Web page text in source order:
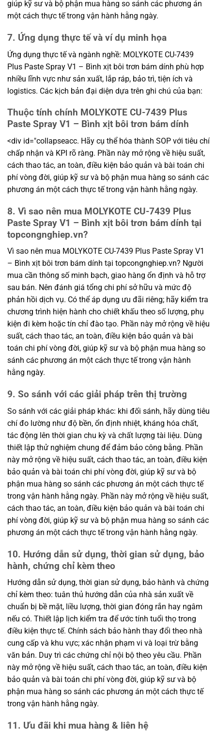
giúp kỹ sư và bộ phận mua hàng so sánh các phương án
một cách thực tế trong vận hành hằng ngày.
7. Ứng dụng thực tế và ví dụ minh họa
Ứng dụng thực tế và ngành nghề: MOLYKOTE CU-7439
Plus Paste Spray V1 – Bình xịt bôi trơn bám dính phù hợp
nhiều lĩnh vực như sản xuất, lắp ráp, bảo trì, tiện ích và
logistics. Các kịch bản đại diện dựa trên ghi chú của bạn:
Thuộc tính chính MOLYKOTE CU-7439 Plus
Paste Spray V1 – Bình xịt bôi trơn bám dính
<div id="collapseacc. Hãy cụ thể hóa thành SOP với tiêu chí
chấp nhận và KPI rõ ràng. Phần này mở rộng về hiệu suất,
cách thao tác, an toàn, điều kiện bảo quản và bài toán chi
phí vòng đời, giúp kỹ sư và bộ phận mua hàng so sánh các
phương án một cách thực tế trong vận hành hằng ngày.
8. Vì sao nên mua MOLYKOTE CU-7439 Plus
Paste Spray V1 – Bình xịt bôi trơn bám dính tại
topcongnghiep.vn?
Vì sao nên mua MOLYKOTE CU-7439 Plus Paste Spray V1
– Bình xịt bôi trơn bám dính tại topcongnghiep.vn? Người
mua cần thông số minh bạch, giao hàng ổn định và hỗ trợ
sau bán. Nên đánh giá tổng chi phí sở hữu và mức độ
phản hồi dịch vụ. Có thể áp dụng ưu đãi riêng; hãy kiểm tra
chương trình hiện hành cho chiết khấu theo số lượng, phụ
kiện đi kèm hoặc tín chỉ đào tạo. Phần này mở rộng về hiệu
suất, cách thao tác, an toàn, điều kiện bảo quản và bài
toán chi phí vòng đời, giúp kỹ sư và bộ phận mua hàng so
sánh các phương án một cách thực tế trong vận hành
hằng ngày.
9. So sánh với các giải pháp trên thị trường
So sánh với các giải pháp khác: khi đối sánh, hãy dùng tiêu
chí đo lường như độ bền, ổn định nhiệt, kháng hóa chất,
tác động lên thời gian chu kỳ và chất lượng tài liệu. Dùng
thiết lập thử nghiệm chung để đảm bảo công bằng. Phần
này mở rộng về hiệu suất, cách thao tác, an toàn, điều kiện
bảo quản và bài toán chi phí vòng đời, giúp kỹ sư và bộ
phận mua hàng so sánh các phương án một cách thực tế
trong vận hành hằng ngày. Phần này mở rộng về hiệu suất,
cách thao tác, an toàn, điều kiện bảo quản và bài toán chi
phí vòng đời, giúp kỹ sư và bộ phận mua hàng so sánh các
phương án một cách thực tế trong vận hành hằng ngày.
10. Hướng dẫn sử dụng, thời gian sử dụng, bảo
hành, chứng chỉ kèm theo
Hướng dẫn sử dụng, thời gian sử dụng, bảo hành và chứng
chỉ kèm theo: tuân thủ hướng dẫn của nhà sản xuất về
chuẩn bị bề mặt, liều lượng, thời gian đóng rắn hay ngâm
nếu có. Thiết lập lịch kiểm tra để ước tính tuổi thọ trong
điều kiện thực tế. Chính sách bảo hành thay đổi theo nhà
cung cấp và khu vực; xác nhận phạm vi và loại trừ bằng
văn bản. Duy trì các chứng chỉ nội bộ theo yêu cầu. Phần
này mở rộng về hiệu suất, cách thao tác, an toàn, điều kiện
bảo quản và bài toán chi phí vòng đời, giúp kỹ sư và bộ
phận mua hàng so sánh các phương án một cách thực tế
trong vận hành hằng ngày.
11. Ưu đãi khi mua hàng & liên hệ